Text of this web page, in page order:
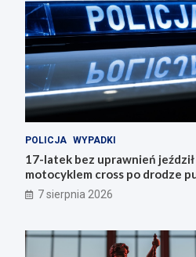
POLICJA WYPADKI
17-latek bez uprawnień jeździł
motocyklem cross po drodze
7 sierpnia 2026